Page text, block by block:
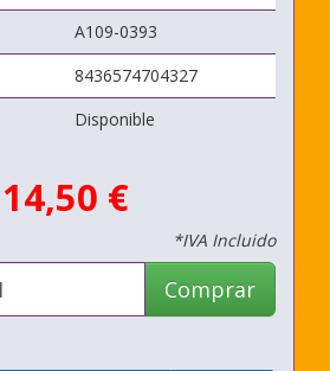
A109-0393
8436574704327
Disponible
14,50 €
*IVA Incluido
Comprar